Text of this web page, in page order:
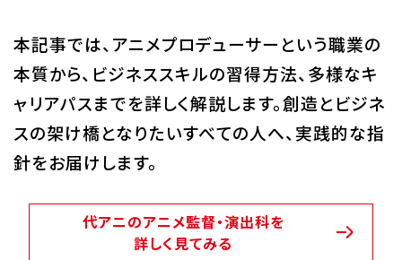
新着情報
Q&A・お問い合わせ
高校1・2年生の方へ
中学生の方へ
企業の方へ
本記事では、アニメプロデューサーという職業の
本質から、ビジネススキルの習得方法、多様なキ
ャリアパスまでを詳しく解説します。創造とビジネ
スの架け橋となりたいすべての人へ、実践的な指
針をお届けします。
代アニのアニメ監督・演出科を
詳しく見てみる